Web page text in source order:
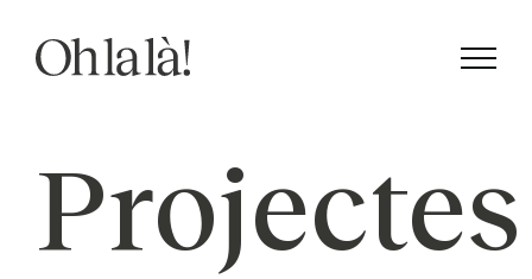
content
Projectes